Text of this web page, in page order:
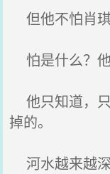
但他不怕肖琪
怕是什么？他
他只知道，
掉的。
河水越来越深